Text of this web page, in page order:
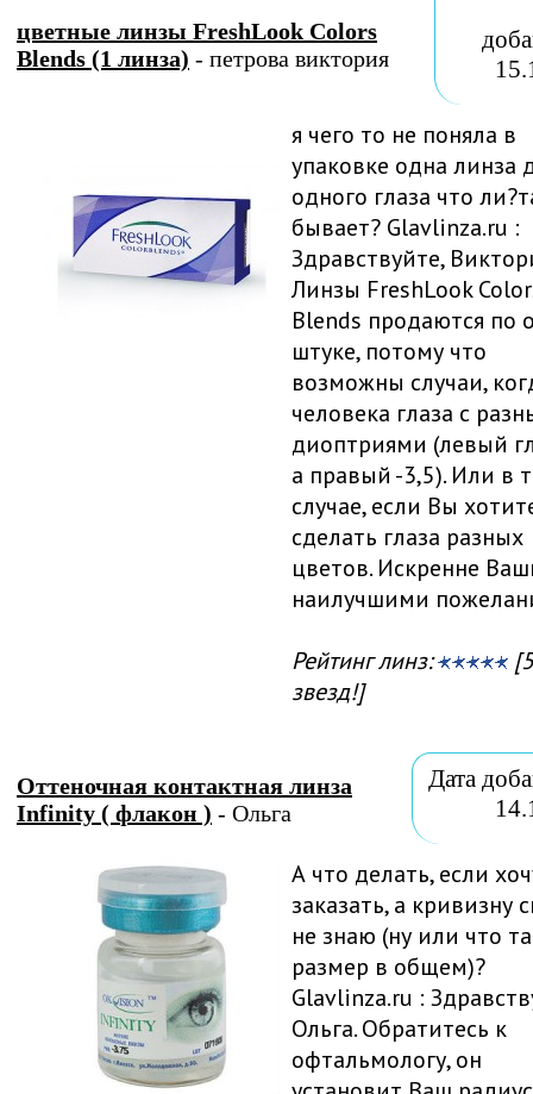
цветные линзы FreshLook Colors
Blends (1 линза) - петрова виктория
я чего то не поняла в
упаковке одна линза
одного глаза что
бывает? Glavlinza.ru :
Здравствуйте,
Линзы FreshLook
Blends продаются по
штуке, потому что
возможны случаи,
человека глаза с
диоптриями (левый
а правый -3,5). Или в
случае, если Вы
сделать глаза разных
цветов. Искренне
наилучшими
Рейтинг линз:
звезд!]
Оттеночная контактная линза
Infinity ( флакон ) - Ольга
Дата
А что делать, если
заказать, а кривизну
не знаю (ну или что
размер в общем)?
Glavlinza.ru :
Ольга. Обратитесь к
офтальмологу, он